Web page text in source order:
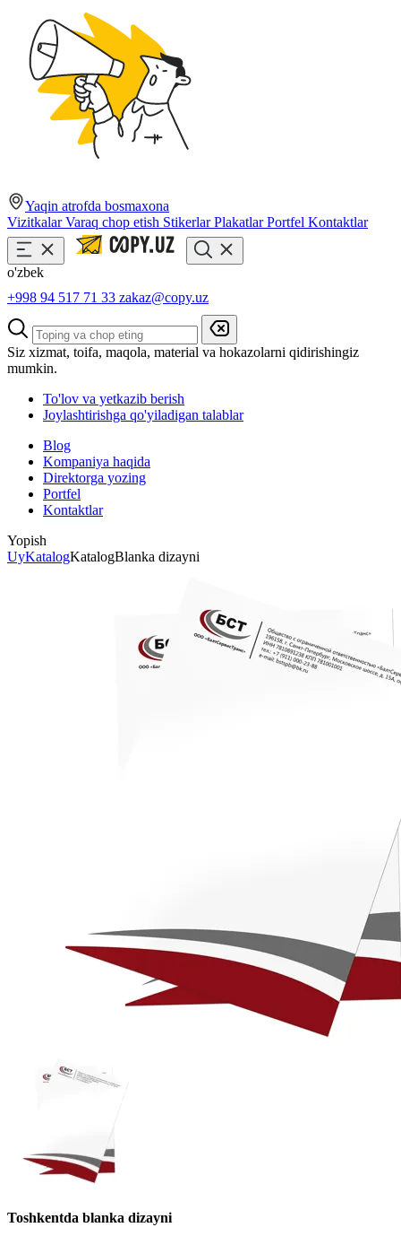
Yaqin atrofda bosmaxona
VizitkalarVaraq chop etish StikerlarPlakatlarPortfel Kontaktlar
o'zbek
+998 94 517 71 33 zakaz@copy.uz
Siz xizmat, toifa, maqola, material va hokazolarni qidirishingiz
mumkin.
To'lov va yetkazib berish
Joylashtirishga qo'yiladigan talablar
Blog
Kompaniya haqida
Direktorga yozing
Portfel
Kontaktlar
Yopish
UyKatalogKatalogBlanka dizayni
Toshkentda blanka dizayni